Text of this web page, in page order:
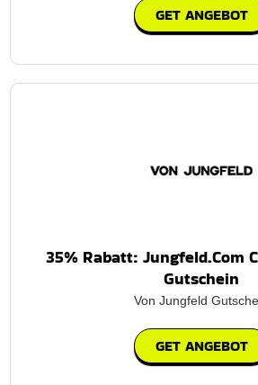
GET ANGEBOT
35% Rabatt: Jungfeld.Com
Gutschein
Von Jungfeld
GET ANGEBOT